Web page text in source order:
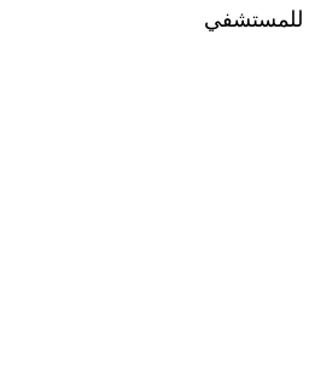
للمستشفي